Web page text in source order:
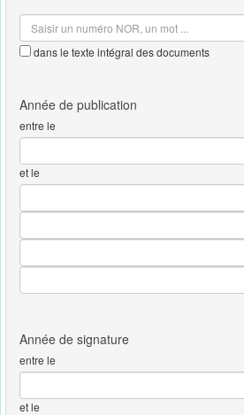
dans le texte intégral des documents
entre le
et le
entre le
et le